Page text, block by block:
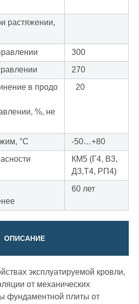
растяжении,
300
270
в продо
%, не
20
°С
-50…+80
КМ5 (Г4, В3,
Д3,Т4, РП4)
60 лет
ОПИСАНИЕ
эксплуатируемой кровли,
от механических
фундаментной плиты от